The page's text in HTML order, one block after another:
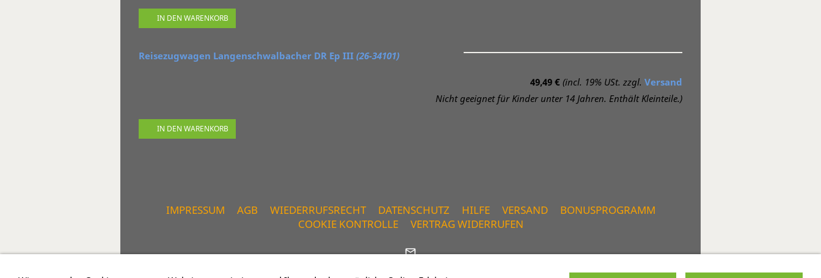
IN DEN WARENKORB
Reisezugwagen Langenschwalbacher DR Ep III (26-34101)
49,49 € (incl. 19% USt. zzgl. Versand
Nicht geeignet für Kinder unter 14 Jahren. Enthält Kleinteile.)
IN DEN WARENKORB
IMPRESSUM AGB WIEDERRUFSRECHT DATENSCHUTZ HILFE VERSAND
BONUSPROGRAMM
COOKIE KONTROLLE
VERTRAG WIDERRUFEN